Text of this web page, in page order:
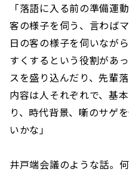
「落語に入る前の準備運
客の様子を伺う、言わば
日の客の様子を伺いなが
すくするという役割があ
スを盛り込んだり、先輩
内容は人それぞれで、基
り、時代背景、噺のサゲ
いかな」
井戸端会議のような話。